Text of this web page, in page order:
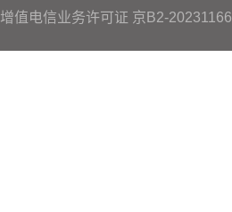
增值电信业务许可证 京B2-20231166